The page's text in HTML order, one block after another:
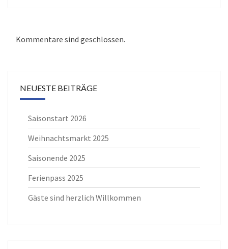
Kommentare sind geschlossen.
NEUESTE BEITRÄGE
Saisonstart 2026
Weihnachtsmarkt 2025
Saisonende 2025
Ferienpass 2025
Gäste sind herzlich Willkommen